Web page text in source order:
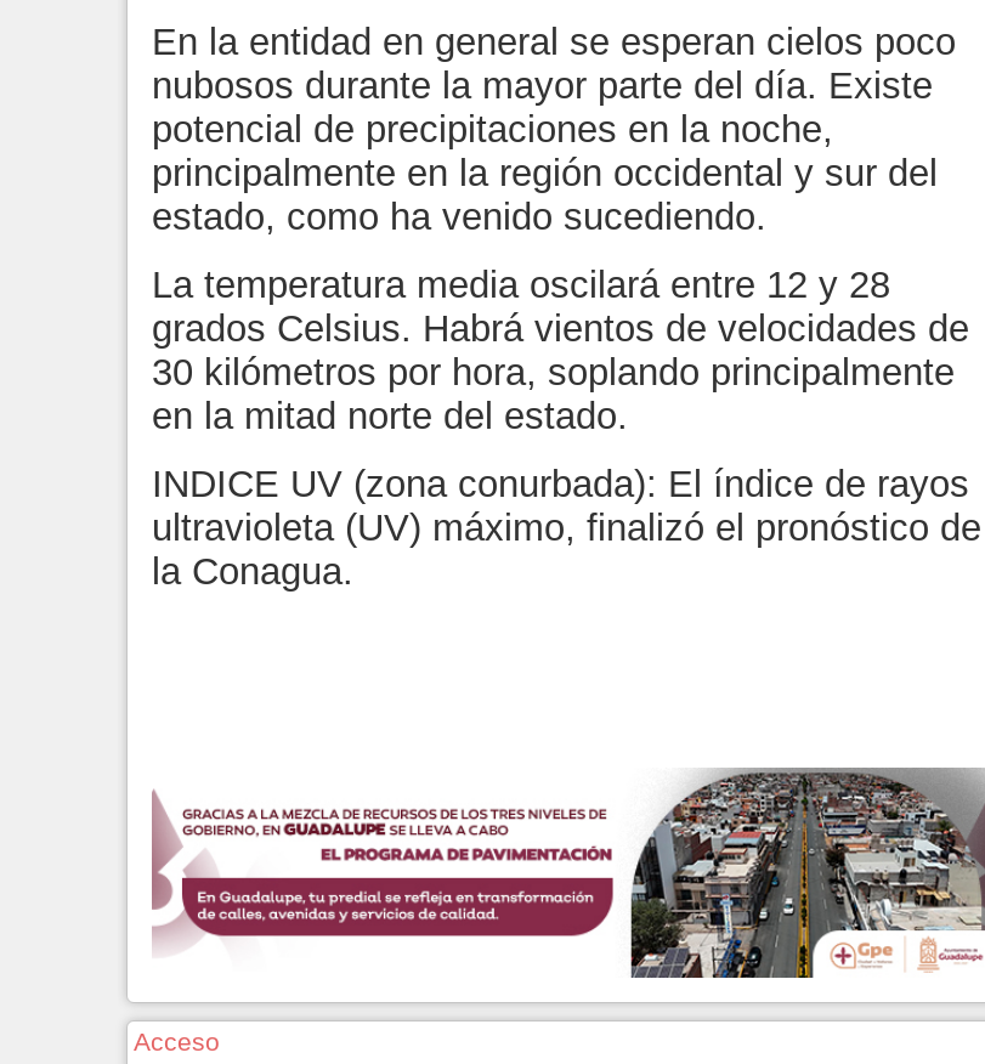
En la entidad en general se esperan cielos poco
nubosos durante la mayor parte del día. Existe
potencial de precipitaciones en la noche,
principalmente en la región occidental y sur del
estado, como ha venido sucediendo.
La temperatura media oscilará entre 12 y 28
grados Celsius. Habrá vientos de velocidades de
30 kilómetros por hora, soplando principalmente
en la mitad norte del estado.
INDICE UV (zona conurbada): El índice de rayos
ultravioleta (UV) máximo, finalizó el pronóstico de
la Conagua.
Acceso